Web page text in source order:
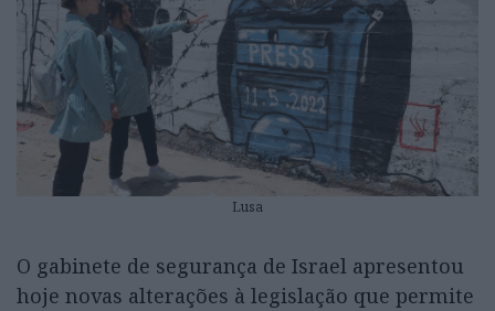
Lusa
O gabinete de segurança de Israel apresentou
hoje novas alterações à legislação que permite